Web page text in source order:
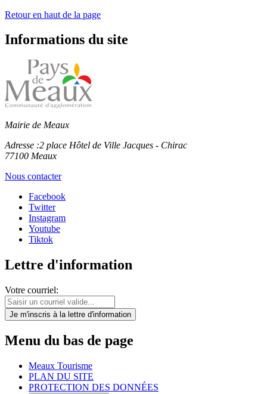
Retour en haut de la page
Informations du site
Mairie de Meaux
Adresse :2 place Hôtel de Ville Jacques - Chirac
77100 Meaux
Nous contacter
Facebook
Twitter
Instagram
Youtube
Tiktok
Lettre d'information
Votre courriel:
Je m'inscris à la lettre d'information
Menu du bas de page
Meaux Tourisme
PLAN DU SITE
PROTECTION DES DONNÉES